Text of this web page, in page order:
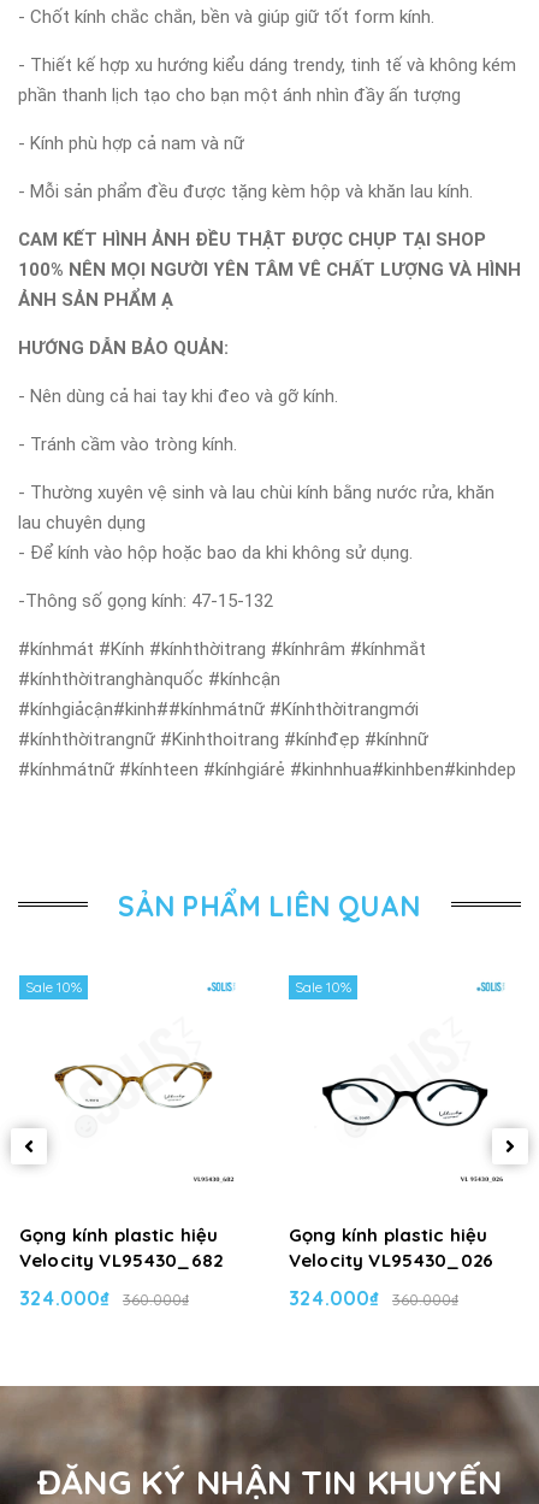
- Chốt kính chắc chắn, bền và giúp giữ tốt form kính.
- Thiết kế hợp xu hướng kiểu dáng trendy, tinh tế và không kém
phần thanh lịch tạo cho bạn một ánh nhìn đầy ấn tượng
- Kính phù hợp cả nam và nữ
- Mỗi sản phẩm đều được tặng kèm hộp và khăn lau kính.
CAM KẾT HÌNH ẢNH ĐỀU THẬT ĐƯỢC CHỤP TẠI SHOP
100% NÊN MỌI NGƯỜI YÊN TÂM VÊ CHẤT LƯỢNG VÀ HÌNH
ẢNH SẢN PHẨM Ạ
HƯỚNG DẪN BẢO QUẢN:
- Nên dùng cả hai tay khi đeo và gỡ kính.
- Tránh cầm vào tròng kính.
- Thường xuyên vệ sinh và lau chùi kính bằng nước rửa, khăn
lau chuyên dụng
- Để kính vào hộp hoặc bao da khi không sử dụng.
-Thông số gọng kính: 47-15-132
#kínhmát #Kính #kínhthờitrang #kínhrâm #kínhmắt
#kínhthờitranghànquốc #kínhcận
#kínhgiảcận#kinh##kínhmátnữ #Kínhthờitrangmới
#kínhthờitrangnữ #Kinhthoitrang #kínhđẹp #kínhnữ
#kínhmátnữ #kínhteen #kínhgiárẻ #kinhnhua#kinhben#kinhdep
SẢN PHẨM LIÊN QUAN
Sale 10%
Gọng kính plastic hiệu
Velocity VL95430_682
324.000₫ 360.000₫
Sale 10%
Gọng kính plastic hiệu
Velocity VL95430_026
324.000₫ 360.000₫
ĐĂNG KÝ NHẬN TIN KHUYẾN